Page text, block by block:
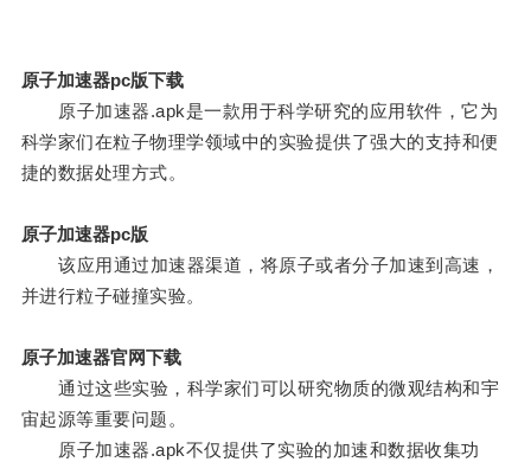
原子加速器pc版下载
原子加速器.apk是一款用于科学研究的应用软件，它为
科学家们在粒子物理学领域中的实验提供了强大的支持和便
捷的数据处理方式。
原子加速器pc版
该应用通过加速器渠道，将原子或者分子加速到高速，
并进行粒子碰撞实验。
原子加速器官网下载
通过这些实验，科学家们可以研究物质的微观结构和宇
宙起源等重要问题。
原子加速器.apk不仅提供了实验的加速和数据收集功